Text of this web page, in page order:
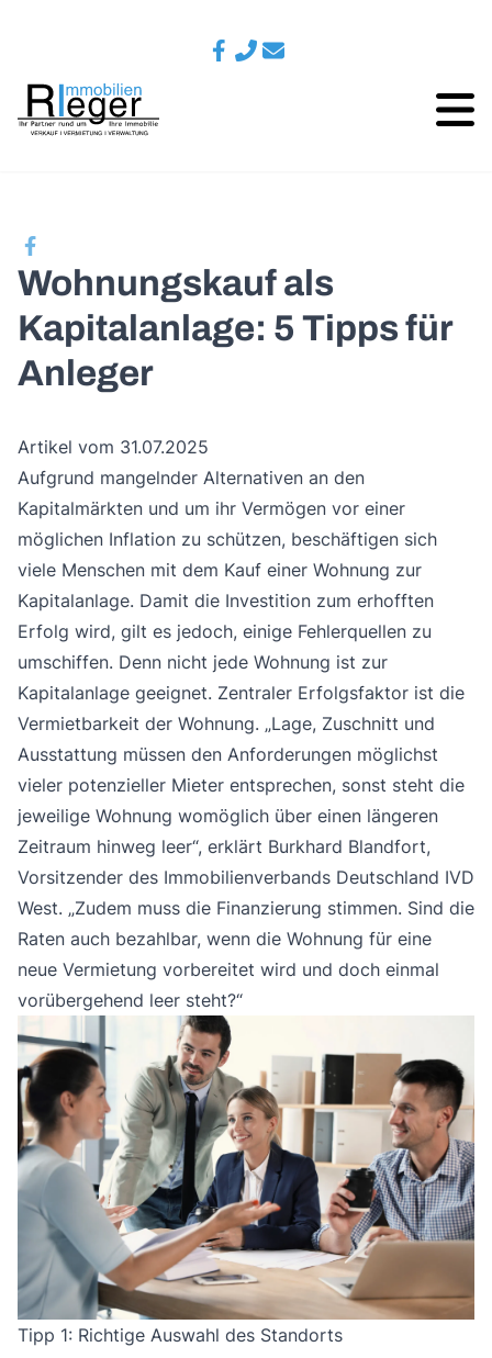
Wohnungskauf als
Kapitalanlage: 5 Tipps für
Anleger
Artikel vom 31.07.2025
Aufgrund mangelnder Alternativen an den
Kapitalmärkten und um ihr Vermögen vor einer
möglichen Inflation zu schützen, beschäftigen sich
viele Menschen mit dem Kauf einer Wohnung zur
Kapitalanlage. Damit die Investition zum erhofften
Erfolg wird, gilt es jedoch, einige Fehlerquellen zu
umschiffen. Denn nicht jede Wohnung ist zur
Kapitalanlage geeignet. Zentraler Erfolgsfaktor ist die
Vermietbarkeit der Wohnung. „Lage, Zuschnitt und
Ausstattung müssen den Anforderungen möglichst
vieler potenzieller Mieter entsprechen, sonst steht die
jeweilige Wohnung womöglich über einen längeren
Zeitraum hinweg leer“, erklärt Burkhard Blandfort,
Vorsitzender des Immobilienverbands Deutschland IVD
West. „Zudem muss die Finanzierung stimmen. Sind die
Raten auch bezahlbar, wenn die Wohnung für eine
neue Vermietung vorbereitet wird und doch einmal
vorübergehend leer steht?“
Tipp 1: Richtige Auswahl des Standorts